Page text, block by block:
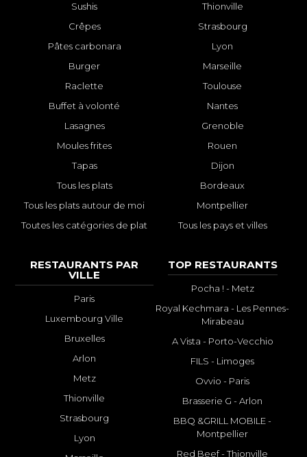
Sushis
Crêpes
Pâtes carbonara
Burger
Raclette
Buffet à volonté
Lasagnes
Moules frites
Tapas
Tous les plats
Tous les plats autour de moi
Toutes les catégories de plat
Thionville
Strasbourg
Lyon
Marseille
Toulouse
Nantes
Grenoble
Rouen
Dijon
Bordeaux
Montpellier
Tous les pays et villes
RESTAURANTS PAR
VILLE
Paris
Luxembourg Ville
Bruxelles
Arlon
Metz
Thionville
Strasbourg
Lyon
TOP RESTAURANTS
Pocha ! - Metz
Royal Kechmara - Les Pennes-
Mirabeau
A Vista - Porto-Vecchio
FILS - Limoges
Ovvio - Paris
Brasserie G - Arlon
BBQ &GRILL MOBILE -
Montpellier
Red Beef - Thionville